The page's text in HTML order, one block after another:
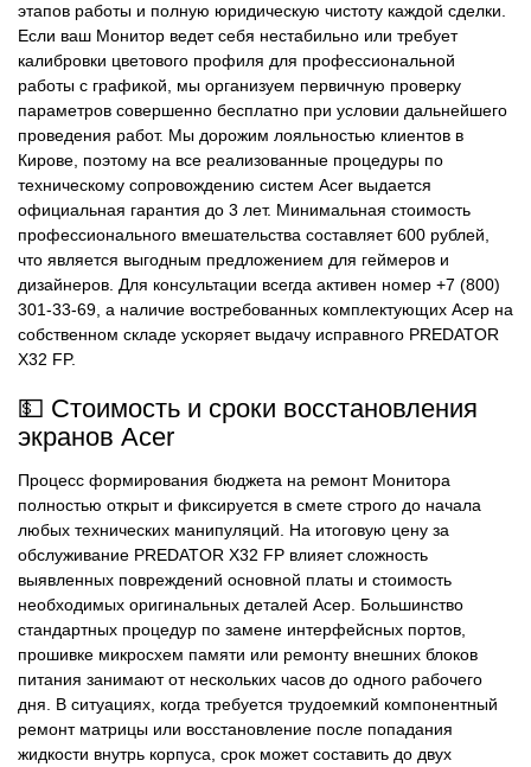
этапов работы и полную юридическую чистоту каждой сделки.
Если ваш Монитор ведет себя нестабильно или требует
калибровки цветового профиля для профессиональной
работы с графикой, мы организуем первичную проверку
параметров совершенно бесплатно при условии дальнейшего
проведения работ. Мы дорожим лояльностью клиентов в
Кирове, поэтому на все реализованные процедуры по
техническому сопровождению систем Acer выдается
официальная гарантия до 3 лет. Минимальная стоимость
профессионального вмешательства составляет 600 рублей,
что является выгодным предложением для геймеров и
дизайнеров. Для консультации всегда активен номер +7 (800)
301-33-69, а наличие востребованных комплектующих Асер на
собственном складе ускоряет выдачу исправного PREDATOR
X32 FP.
💵 Стоимость и сроки восстановления
экранов Acer
Процесс формирования бюджета на ремонт Монитора
полностью открыт и фиксируется в смете строго до начала
любых технических манипуляций. На итоговую цену за
обслуживание PREDATOR X32 FP влияет сложность
выявленных повреждений основной платы и стоимость
необходимых оригинальных деталей Асер. Большинство
стандартных процедур по замене интерфейсных портов,
прошивке микросхем памяти или ремонту внешних блоков
питания занимают от нескольких часов до одного рабочего
дня. В ситуациях, когда требуется трудоемкий компонентный
ремонт матрицы или восстановление после попадания
жидкости внутрь корпуса, срок может составить до двух